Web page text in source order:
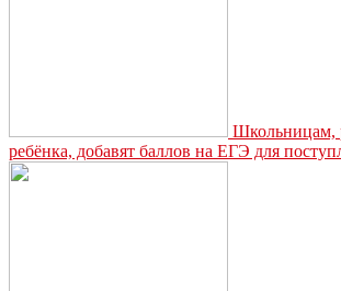
Школьницам,
ребёнка, добавят баллов на ЕГЭ для